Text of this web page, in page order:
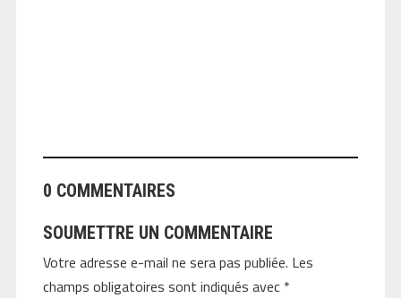
0 COMMENTAIRES
SOUMETTRE UN COMMENTAIRE
Votre adresse e-mail ne sera pas publiée. Les
champs obligatoires sont indiqués avec *